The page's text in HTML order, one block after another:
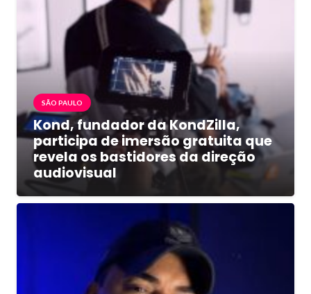
SÃO PAULO
Kond, fundador da KondZilla,
participa de imersão gratuita que
revela os bastidores da direção
audiovisual